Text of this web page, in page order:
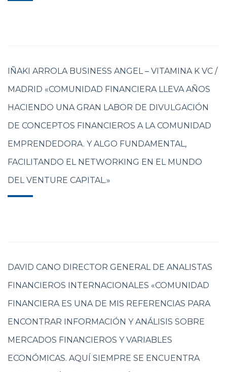
IÑAKI ARROLA BUSINESS ANGEL – VITAMINA K VC /
MADRID «COMUNIDAD FINANCIERA LLEVA AÑOS
HACIENDO UNA GRAN LABOR DE DIVULGACIÓN
DE CONCEPTOS FINANCIEROS A LA COMUNIDAD
EMPRENDEDORA. Y ALGO FUNDAMENTAL,
FACILITANDO EL NETWORKING EN EL MUNDO
DEL VENTURE CAPITAL.»
DAVID CANO DIRECTOR GENERAL DE ANALISTAS
FINANCIEROS INTERNACIONALES «COMUNIDAD
FINANCIERA ES UNA DE MIS REFERENCIAS PARA
ENCONTRAR INFORMACIÓN Y ANÁLISIS SOBRE
MERCADOS FINANCIEROS Y VARIABLES
ECONÓMICAS. AQUÍ SIEMPRE SE ENCUENTRA